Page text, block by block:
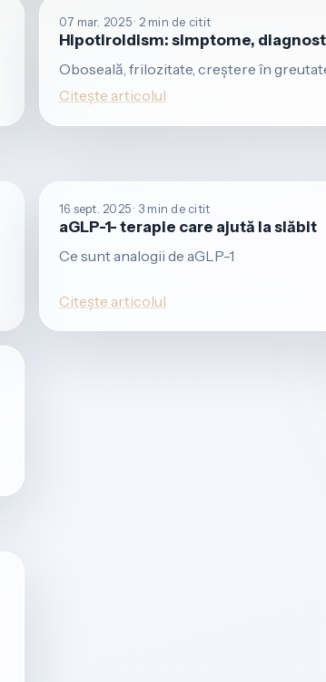
07 mar. 2025 · 2 min de citit
Hipotiroidism: simptome,
Oboseală, frilozitate, creștere în
Citește articolul
16 sept. 2025 · 3 min de citit
aGLP-1- terapie care ajută la slăbit
Ce sunt analogii de aGLP-1
Citește articolul